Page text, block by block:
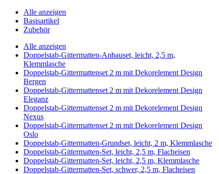
Alle anzeigen
Basisartikel
Zubehör
Alle anzeigen
Doppelstab-Gittermatten-Anbauset, leicht, 2,5 m,
Klemmlasche
Doppelstab-Gittermattenset 2 m mit Dekorelement Design
Bergen
Doppelstab-Gittermattenset 2 m mit Dekorelement Design
Eleganz
Doppelstab-Gittermattenset 2 m mit Dekorelement Design
Nexus
Doppelstab-Gittermattenset 2 m mit Dekorelement Design
Oslo
Doppelstab-Gittermatten-Grundset, leicht, 2 m, Klemmlasche
Doppelstab-Gittermatten-Set, leicht, 2,5 m, Flacheisen
Doppelstab-Gittermatten-Set, leicht, 2,5 m, Klemmlasche
Doppelstab-Gittermatten-Set, schwer, 2,5 m, Flacheisen